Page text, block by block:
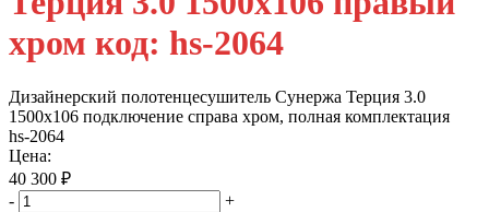
хром код: hs-2064
Дизайнерский полотенцесушитель Сунержа Терция 3.0
1500х106 подключение справа хром, полная комплектация
hs-2064
Цена:
40 300 ₽
-
+